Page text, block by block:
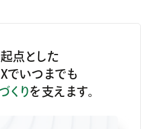
点とした
でいつまでも
くりを支えます。